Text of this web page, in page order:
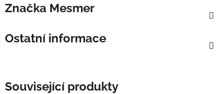
Značka Mesmer
Ostatní informace
Související produkty